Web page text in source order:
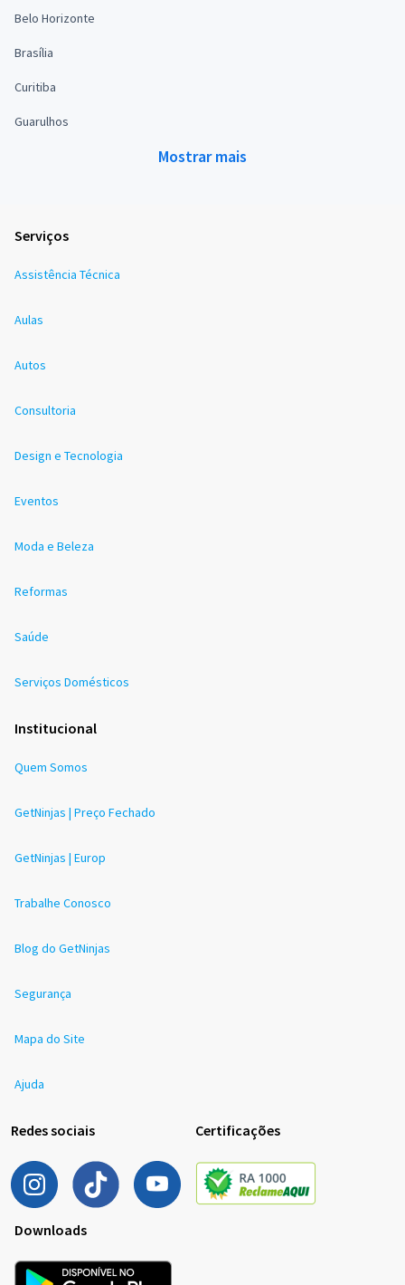
Belo Horizonte
Brasília
Curitiba
Guarulhos
Mostrar mais
Serviços
Assistência Técnica
Aulas
Autos
Consultoria
Design e Tecnologia
Eventos
Moda e Beleza
Reformas
Saúde
Serviços Domésticos
Institucional
Quem Somos
GetNinjas | Preço Fechado
GetNinjas | Europ
Trabalhe Conosco
Blog do GetNinjas
Segurança
Mapa do Site
Ajuda
Redes sociais Certificações
Downloads